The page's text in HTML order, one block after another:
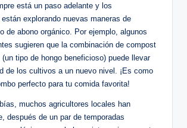
está un paso adelante y los
explorando nuevas maneras de
de abono orgánico. Por ejemplo, algunos
sugieren que la combinación de compost
tipo de hongo beneficioso) puede llevar
de los cultivos a un nuevo nivel. ¡Es como
perfecto para tu comida favorita!
muchos agricultores locales han
después de un par de temporadas